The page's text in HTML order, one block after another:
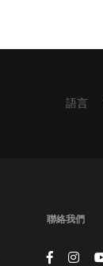
語言
聯絡我們